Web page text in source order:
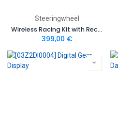
Steeringwheel
Wireless Racing Kit with Receiver
399,00 €